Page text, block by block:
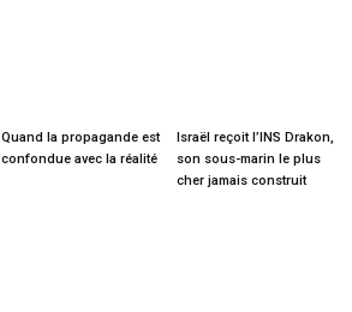
Quand la propagande est
confondue avec la réalité
Israël reçoit l’INS Drakon,
son sous-marin le plus
cher jamais construit